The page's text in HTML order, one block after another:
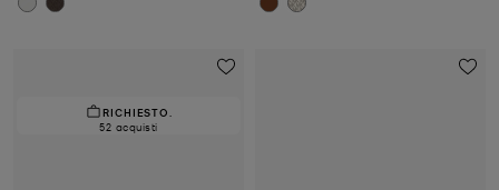
RICHIESTO.
52 acquisti